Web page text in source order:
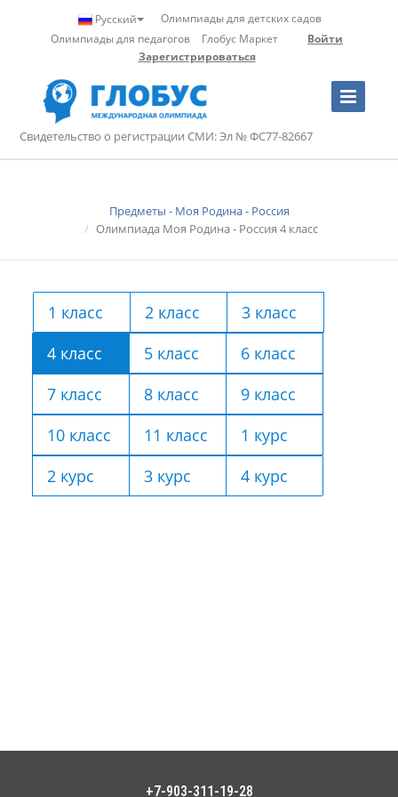
Русский
Олимпиады для детских садов
Олимпиады для педагогов
Глобус Маркет
Войти
Зарегистрироваться
Toggle
Navigation
Свидетельство о регистрации СМИ: Эл № ФС77-82667
Предметы - Моя Родина - Россия
Олимпиада Моя Родина - Россия 4 класс
1 класс 2 класс
3 класс
4 класс
5 класс
6 класс
7 класс
8 класс
9 класс
10 класс
11 класс
1 курс
2 курс
3 курс 4 курс
+7-903-311-19-28